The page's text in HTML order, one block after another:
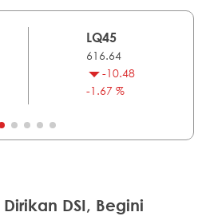
LQ45
616.64
-10.48
-1.67 %
DSI, Begini